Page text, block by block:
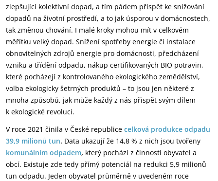
zlepšující kolektivní dopad, a tím pádem přispět ke snižování
dopadů na životní prostředí, a to jak úsporou v domácnostech,
tak změnou chování. I malé kroky mohou mít v celkovém
měřítku velký dopad. Snížení spotřeby energie či instalace
obnovitelných zdrojů energie pro domácnosti, předcházení
vzniku a třídění odpadu, nákup certifikovaných BIO potravin,
které pocházejí z kontrolovaného ekologického zemědělství,
volba ekologicky šetrných produktů – to jsou jen některé z
mnoha způsobů, jak může každý z nás přispět svým dílem
k ekologické revoluci.
V roce 2021 činila v České republice celková produkce odpadu
39,9 milionů tun. Data ukazují že 14,8 % z nich jsou tvořeny
komunálním odpadem, který pochází z činností obyvatel a
obcí. Existuje zde tedy přímý potenciál na redukci 5,9 milionů
tun odpadu. Jeden obyvatel průměrně v uvedeném roce